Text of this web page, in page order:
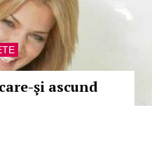
şi ascund